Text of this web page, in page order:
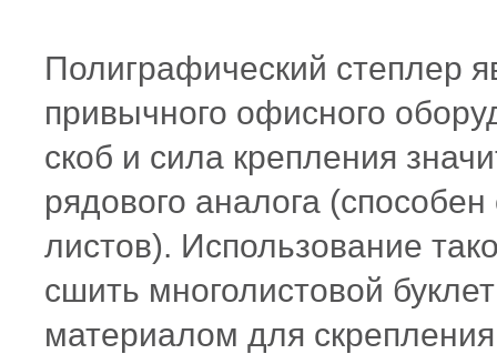
Полиграфический степлер
привычного офисного
скоб и сила крепления
рядового аналога
листов). Использование
сшить многолистовой
материалом для